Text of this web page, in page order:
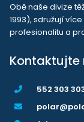
Obě naše divize
1993), sdružují
profesionalitu a
Kontaktujte
552 303